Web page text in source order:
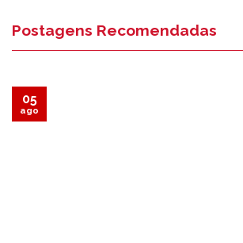
Postagens Recomendadas
05
ago